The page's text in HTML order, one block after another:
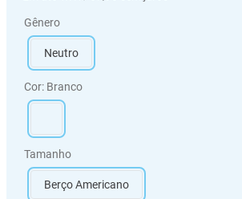
Gênero
Neutro
Cor: Branco
Tamanho
Berço Americano